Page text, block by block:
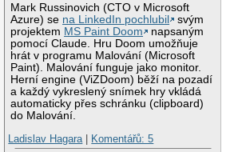
Mark Russinovich (CTO v Microsoft
Azure) se na LinkedIn pochlubil
svým
projektem MS Paint Doom
napsaným
pomocí Claude. Hru Doom umožňuje
hrát v programu Malování (Microsoft
Paint). Malování funguje jako monitor.
Herní engine (ViZDoom) běží na pozadí
a každý vykreslený snímek hry vkládá
automaticky přes schránku (clipboard)
do Malování.
Ladislav Hagara| Komentářů: 5